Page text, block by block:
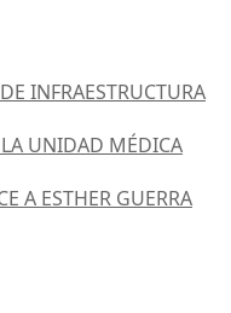
INFRAESTRUCTURA
LA UNIDAD MÉDICA
A ESTHER GUERRA